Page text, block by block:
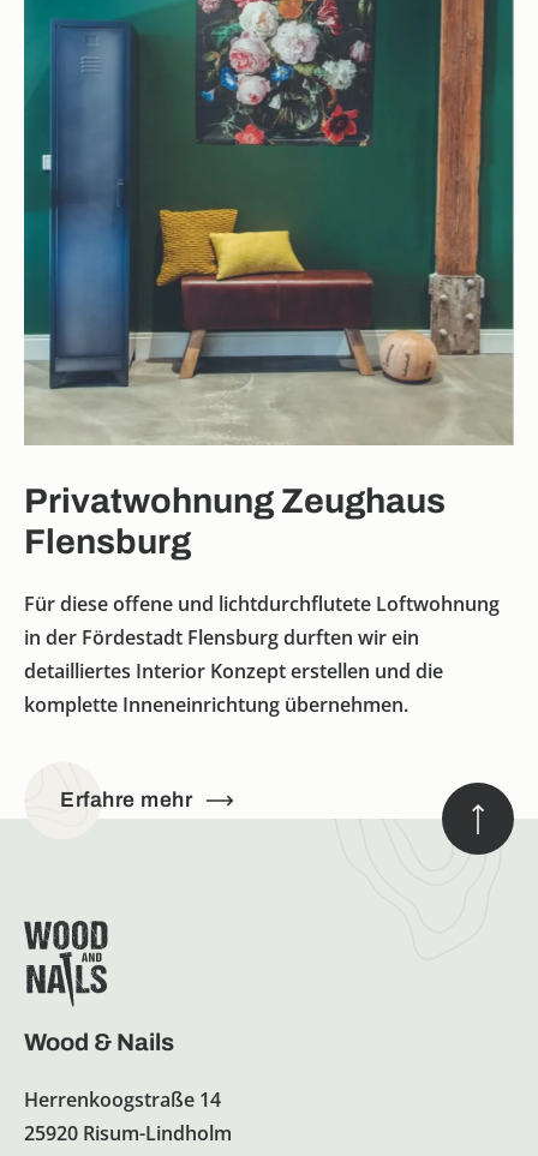
Privatwohnung Zeughaus
Flensburg
Für diese offene und lichtdurchflutete Loftwohnung
in der Fördestadt Flensburg durften wir ein
detailliertes Interior Konzept erstellen und die
komplette Inneneinrichtung übernehmen.
Erfahre mehr
Wood & Nails
Herrenkoogstraße 14
25920 Risum-Lindholm